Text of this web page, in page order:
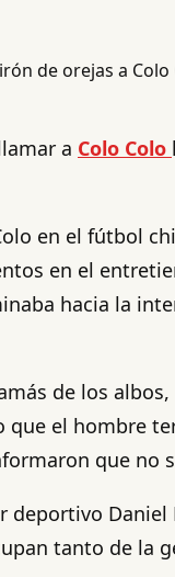
a Colo Colo
en el fútbol
en el
hacia la
de los
el hombre
que
tanto de la